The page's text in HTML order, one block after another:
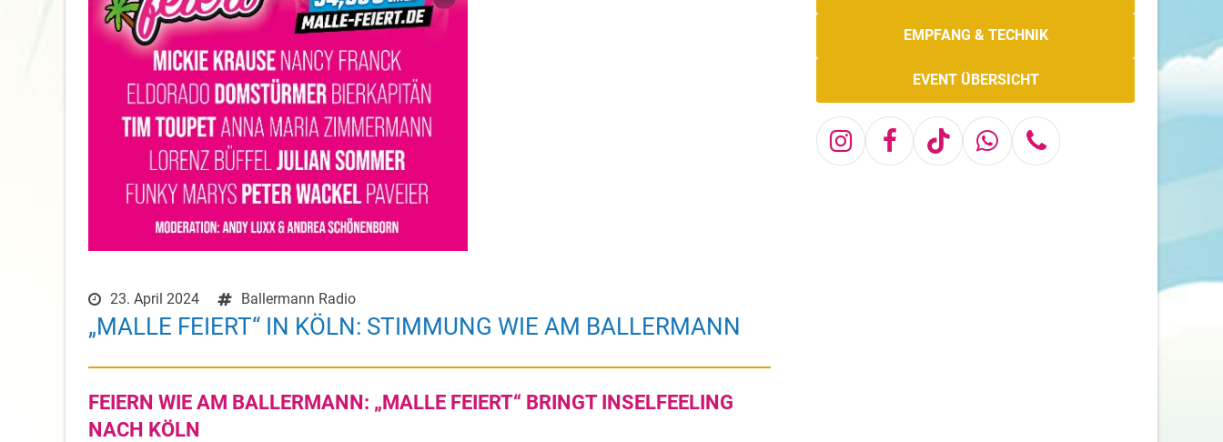
23. April 2024 Ballermann Radio
„MALLE FEIERT“ IN KÖLN: STIMMUNG WIE AM BALLERMANN
FEIERN WIE AM BALLERMANN: „MALLE FEIERT“ BRINGT INSELFEELING
NACH KÖLN
EMPFANG & TECHNIK
EVENT ÜBERSICHT
Instagram
Facebook
TiktokWhatsapp
Telefon